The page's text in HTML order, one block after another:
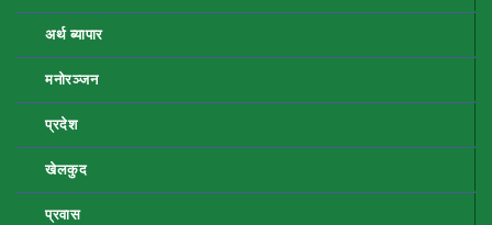
अर्थ ब्यापार
मनोरञ्जन
प्रदेश
खेलकुद
प्रवास